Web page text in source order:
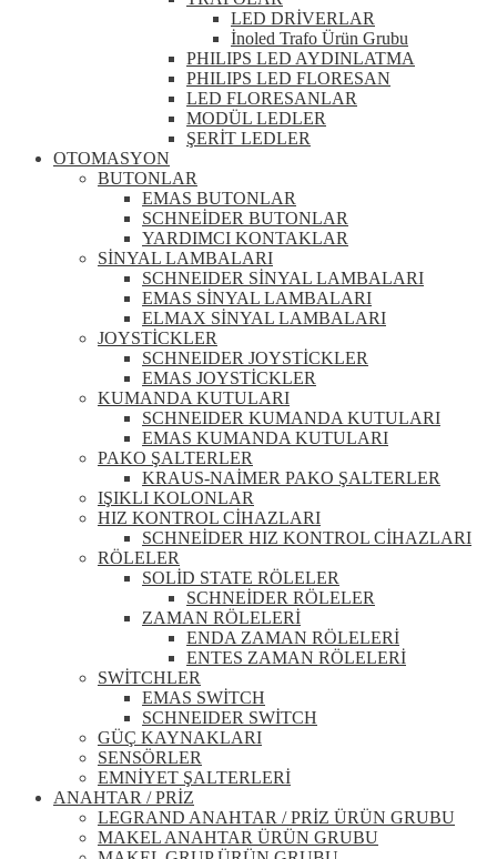
LED DRİVERLAR
İnoled Trafo Ürün Grubu
PHILIPS LED AYDINLATMA
PHILIPS LED FLORESAN
LED FLORESANLAR
MODÜL LEDLER
ŞERİT LEDLER
OTOMASYON
BUTONLAR
EMAS BUTONLAR
SCHNEİDER BUTONLAR
YARDIMCI KONTAKLAR
SİNYAL LAMBALARI
SCHNEIDER SİNYAL LAMBALARI
EMAS SİNYAL LAMBALARI
ELMAX SİNYAL LAMBALARI
JOYSTİCKLER
SCHNEIDER JOYSTİCKLER
EMAS JOYSTİCKLER
KUMANDA KUTULARI
SCHNEIDER KUMANDA KUTULARI
EMAS KUMANDA KUTULARI
PAKO ŞALTERLER
KRAUS-NAİMER PAKO ŞALTERLER
IŞIKLI KOLONLAR
HIZ KONTROL CİHAZLARI
SCHNEİDER HIZ KONTROL CİHAZLARI
RÖLELER
SOLİD STATE RÖLELER
SCHNEİDER RÖLELER
ZAMAN RÖLELERİ
ENDA ZAMAN RÖLELERİ
ENTES ZAMAN RÖLELERİ
SWİTCHLER
EMAS SWİTCH
SCHNEIDER SWİTCH
GÜÇ KAYNAKLARI
SENSÖRLER
EMNİYET ŞALTERLERİ
ANAHTAR / PRİZ
LEGRAND ANAHTAR / PRİZ ÜRÜN GRUBU
MAKEL ANAHTAR ÜRÜN GRUBU